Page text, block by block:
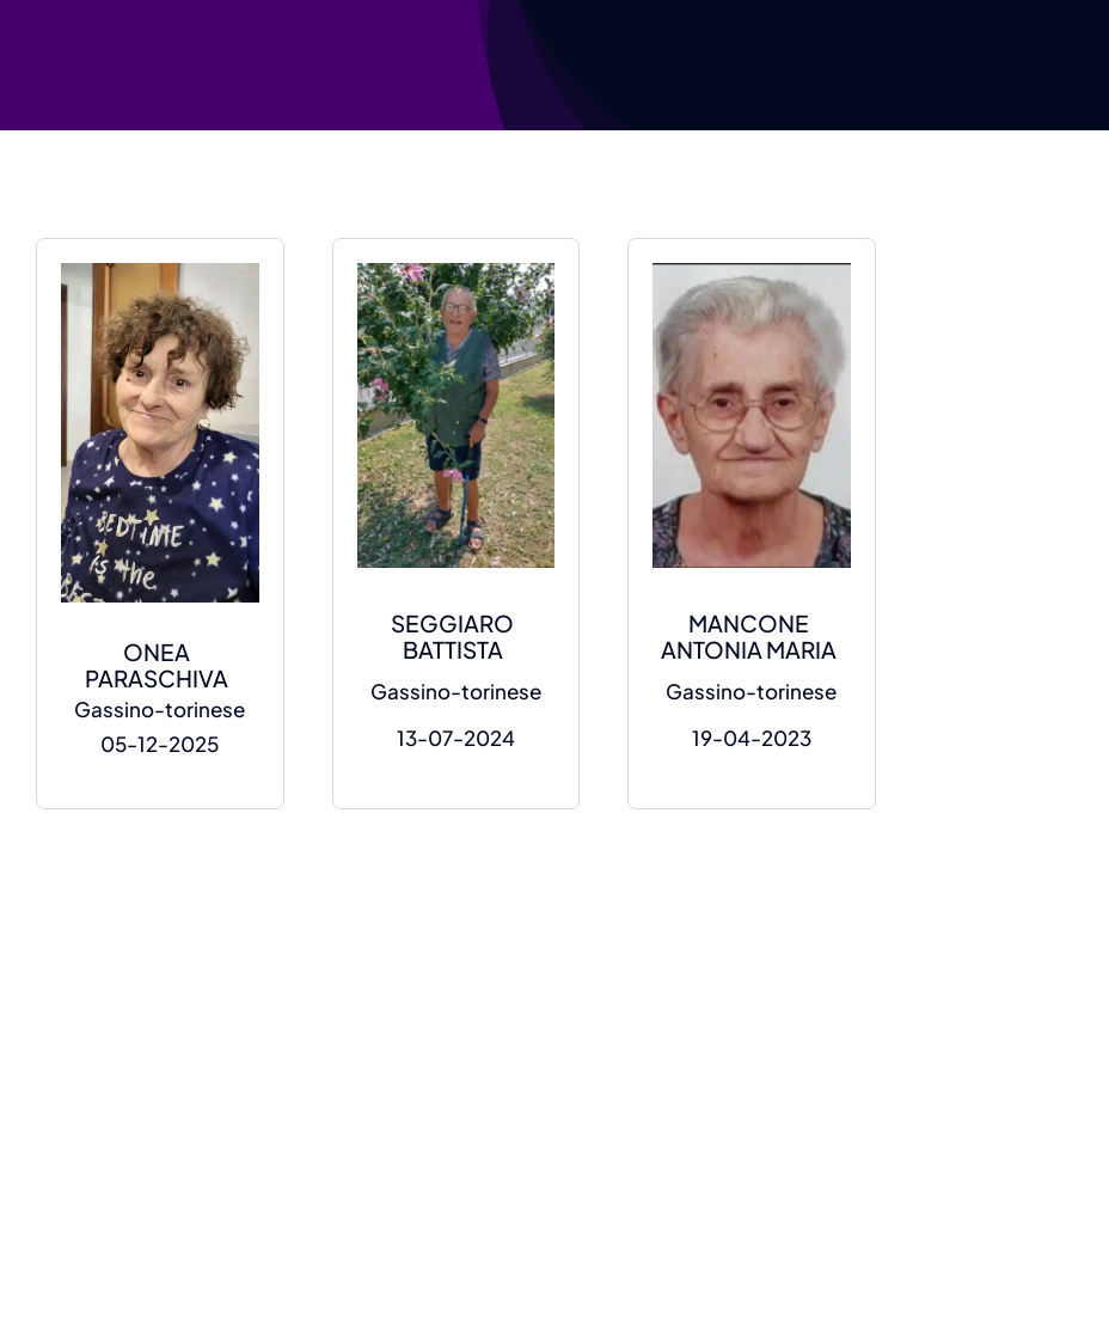
ONEA
PARASCHIVA
Gassino-torinese
05-12-2025
SEGGIARO
BATTISTA
Gassino-torinese
13-07-2024
MANCONE
ANTONIA MARIA
Gassino-torinese
19-04-2023